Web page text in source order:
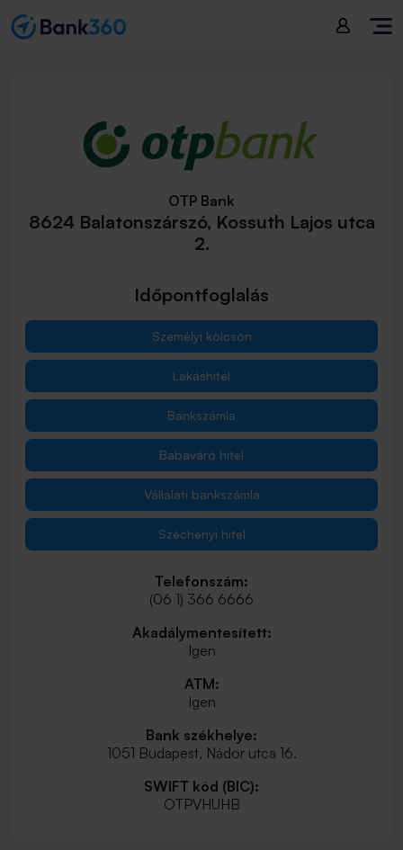
OTP Bank
8624 Balatonszárszó, Kossuth Lajos utca
2.
Időpontfoglalás
Személyi kölcsön
Lakáshitel
Bankszámla
Babaváró hitel
Vállalati bankszámla
Széchenyi hitel
Telefonszám:
(06 1) 366 6666
Akadálymentesített:
Igen
ATM:
Igen
Bank székhelye:
1051 Budapest, Nádor utca 16.
SWIFT kód (BIC):
OTPVHUHB